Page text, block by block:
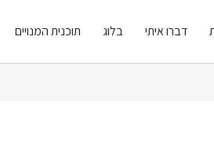
דברו איתי בלוג תוכנית המנויים